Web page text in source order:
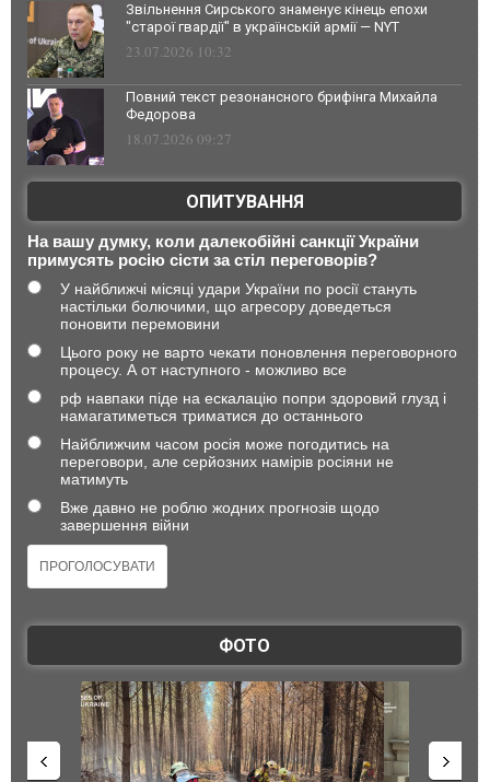
Звільнення Сирського знаменує кінець епохи
"старої гвардії" в українській армії — NYT
23.07.2026 10:32
Повний текст резонансного брифінга Михайла
Федорова
18.07.2026 09:27
ОПИТУВАННЯ
На вашу думку, коли далекобійні санкції України
примусять росію сісти за стіл переговорів?
У найближчі місяці удари України по росії стануть
настільки болючими, що агресору доведеться
поновити перемовини
Цього року не варто чекати поновлення переговорного
процесу. А от наступного - можливо все
рф навпаки піде на ескалацію попри здоровий глузд і
намагатиметься триматися до останнього
Найближчим часом росія може погодитись на
переговори, але серйозних намірів росіяни не
матимуть
Вже давно не роблю жодних прогнозів щодо
завершення війни
ФОТО